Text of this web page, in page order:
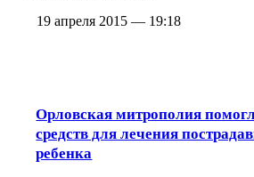
19 апреля 2015 — 19:18
Орловская митрополия
средств для лечения
ребенка